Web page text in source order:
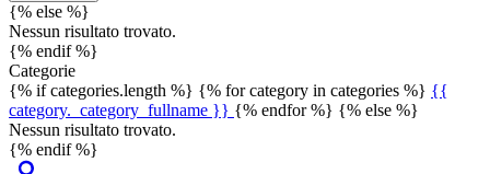
{% else %}
Nessun risultato trovato.
{% endif %}
Categorie
{% if categories.length %} {% for category in categories %} {{
category._category_fullname }} {% endfor %} {% else %}
Nessun risultato trovato.
{% endif %}